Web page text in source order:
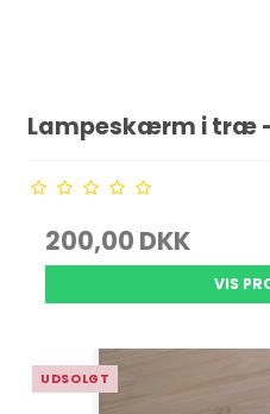
Lampeskærm i træ -
200,00 DKK
VIS
UDSOLGT